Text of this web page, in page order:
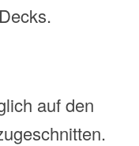
auf den